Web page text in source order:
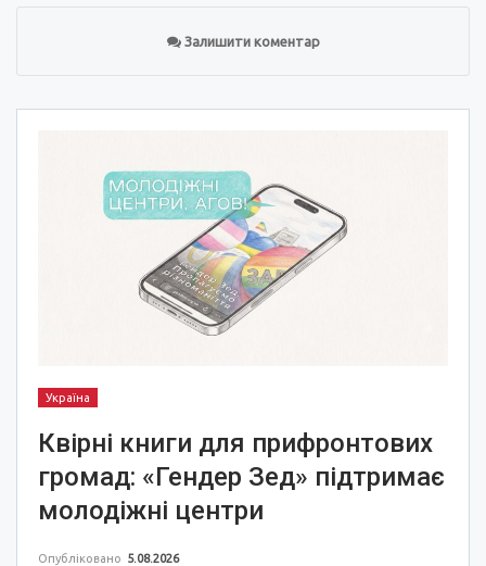
Залишити коментар
Україна
Квірні книги для прифронтових
громад: «Гендер Зед» підтримає
молодіжні центри
Опубліковано 5.08.2026